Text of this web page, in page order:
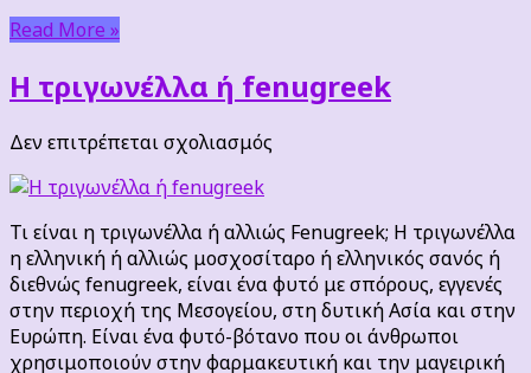
Read More »
Η τριγωνέλλα ή fenugreek
Δεν επιτρέπεται σχολιασμός
ή
fenugreek
Τι είναι η τριγωνέλλα ή αλλιώς Fenugreek; Η τριγωνέλλα
η ελληνική ή αλλιώς μοσχοσίταρο ή ελληνικός σανός ή
διεθνώς fenugreek, είναι ένα φυτό με σπόρους, εγγενές
στην περιοχή της Μεσογείου, στη δυτική Ασία και στην
Ευρώπη. Είναι ένα φυτό-βότανο που οι άνθρωποι
χρησιμοποιούν στην φαρμακευτική και την μαγειρική